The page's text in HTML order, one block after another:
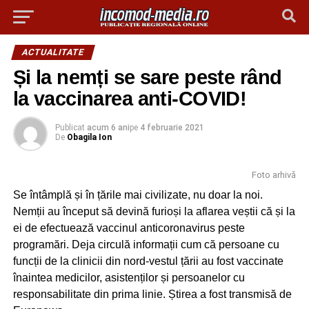
ACTUALITATE
Și la nemți se sare peste rând
la vaccinarea anti-COVID!
Publicat acum 6 anipe 4 februarie 2021
De Obagila Ion
Foto arhivă
Se întâmplă și în țările mai civilizate, nu doar la noi.
Nemții au început să devină furioși la aflarea veștii că și la
ei de efectuează vaccinul anticoronavirus peste
programări. Deja circulă informații cum că persoane cu
funcții de la clinicii din nord-vestul țării au fost vaccinate
înaintea medicilor, asistenților și persoanelor cu
responsabilitate din prima linie. Știrea a fost transmisă de